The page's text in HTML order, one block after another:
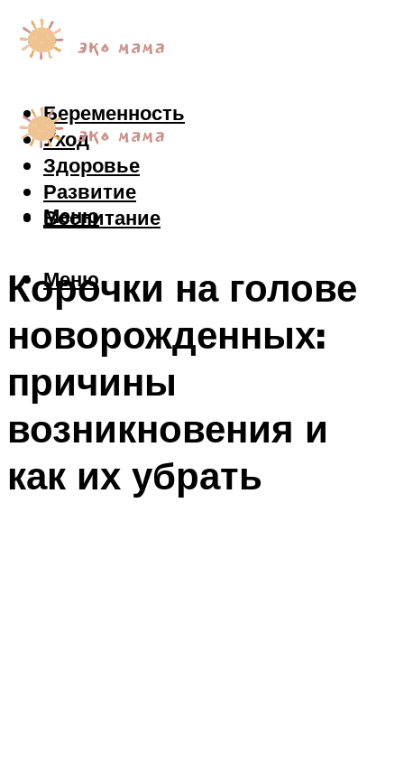
Беременность
Уход
Здоровье
Развитие
Воспитание
Меню
Меню
Корочки на голове
новорожденных:
причины
возникновения и
как их убрать